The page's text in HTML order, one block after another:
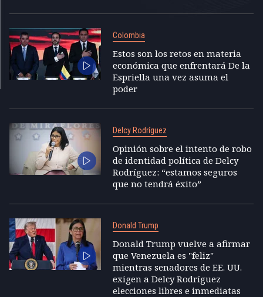
Colombia
Estos son los retos en materia
económica que enfrentará De la
Espriella una vez asuma el
poder
Delcy Rodríguez
Opinión sobre el intento de robo
de identidad política de Delcy
Rodríguez: “estamos seguros
que no tendrá éxito”
Donald Trump
Donald Trump vuelve a afirmar
que Venezuela es "feliz"
mientras senadores de EE. UU.
exigen a Delcy Rodríguez
elecciones libres e inmediatas